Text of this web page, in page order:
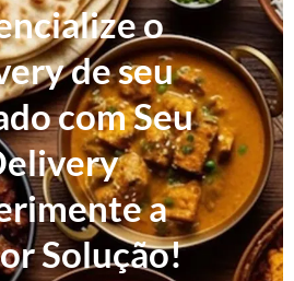
o
de seu
com Seu
a
Solução!